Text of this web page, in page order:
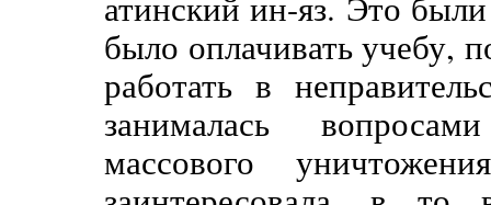
было оплачивать учебу,
работать в
занималась
массового